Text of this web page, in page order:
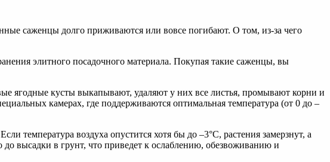
саженцы долго приживаются или вовсе погибают. О том, из-за чего
элитного посадочного материала. Покупая такие саженцы, вы
ягодные кусты выкапывают, удаляют у них все листья, промывают корни и
камерах, где поддерживаются оптимальная температура (от 0 до –
температура воздуха опустится хотя бы до –3°С, растения замерзнут, а
высадки в грунт, что приведет к ослаблению, обезвоживанию и